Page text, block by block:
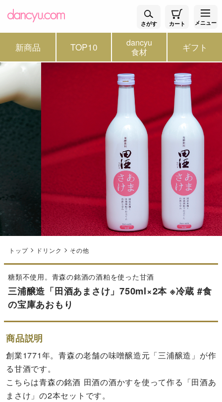
さがす カート メニュー
新商品 TOP10 dancyu
食材 ギフト
トップ ドリンク その他
糖類不使用。青森の銘酒の酒粕を使った甘酒
三浦醸造「田酒あまさけ」750ml×2本 ※冷蔵 #食
の宝庫あおもり
商品説明
創業1771年。青森の老舗の味噌醸造元「三浦醸造」が作
る甘酒です。
こちらは青森の銘酒 田酒の酒かすを使って作る「田酒あ
まさけ」の2本セットです。